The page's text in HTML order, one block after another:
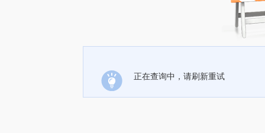
正在查询中，请刷新重试